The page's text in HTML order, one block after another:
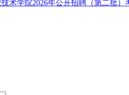
术学院2026年公开招聘（第二批）